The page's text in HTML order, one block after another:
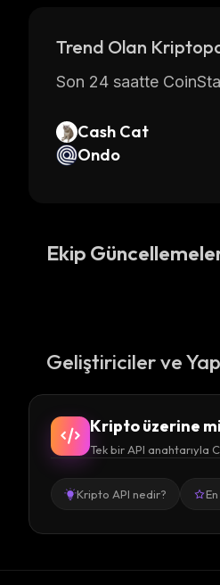
Trend Olan
Son 24 saatte
Cash Cat
Ondo
Ekip
Geliştiriciler ve
Kripto üzerine
Tek bir API anahtarıyla
Kripto API nedir?